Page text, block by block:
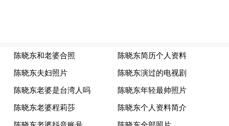
泛收集纳税人缴费人诉求形成“税意台账”，
对纳税人的“急难愁盼”事项及时进行跟踪分
析，积极从机制上改进相关服务工作。“我们
还会用好“局长‘码上办’”、“有问题，请找我”
税费服务需求快速响应处理机制等举措，实